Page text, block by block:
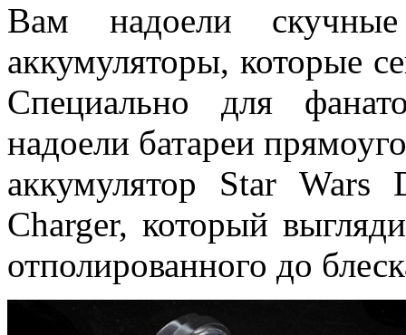
Вам надоели
аккумуляторы, которые
Специально для
надоели батареи
аккумулятор Star Wars
Charger, который
отполированного до